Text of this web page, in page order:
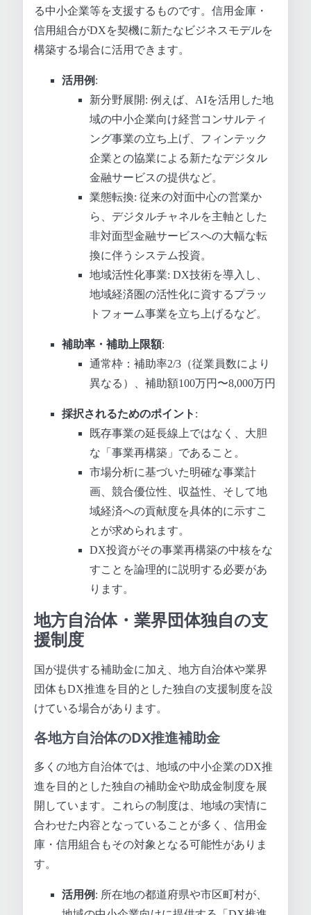
る中小企業等を支援するものです。信用金庫・
信用組合がDXを契機に新たなビジネスモデルを
構築する場合に活用できます。
活用例 :
新分野展開: 例えば、AIを活用した地
域の中小企業向け経営コンサルティ
ング事業の立ち上げ、フィンテック
企業との協業による新たなデジタル
金融サービスの提供など。
業態転換: 従来の対面中心の営業か
ら、デジタルチャネルを主軸とした
非対面型金融サービスへの大幅な転
換に伴うシステム投資。
地域活性化事業: DX技術を導入し、
地域経済圏の活性化に資するプラッ
トフォーム事業を立ち上げるなど。
補助率・補助上限額:
通常枠：補助率2/3（従業員数により
異なる）、補助額100万円〜8,000万円
採択されるためのポイント :
既存事業の延長線上ではなく、大胆
な「事業再構築」であること。
市場分析に基づいた明確な事業計
画、競合優位性、収益性、そして地
域経済への貢献度を具体的に示すこ
とが求められます。
DX投資がその事業再構築の中核をな
すことを論理的に説明する必要があ
ります。
地方自治体・業界団体独自の支
援制度
国が提供する補助金に加え、地方自治体や業界
団体もDX推進を目的とした独自の支援制度を設
けている場合があります。
各地方自治体のDX推進補助金
多くの地方自治体では、地域の中小企業のDX推
進を目的とした独自の補助金や助成金制度を展
開しています。これらの制度は、地域の実情に
合わせた内容となっていることが多く、信用金
庫・信用組合もその対象となる可能性がありま
す。
活用例 : 所在地の都道府県や市区町村が、